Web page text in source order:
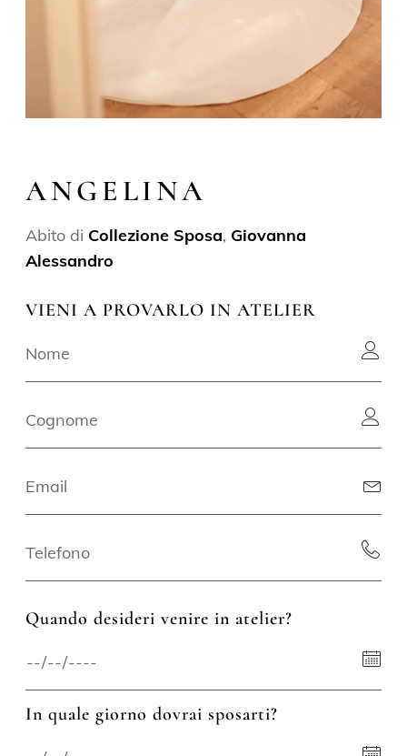
ANGELINA
Abito di Collezione Sposa, Giovanna
Alessandro
VIENI A PROVARLO IN ATELIER
Quando desideri venire in atelier?
In quale giorno dovrai sposarti?